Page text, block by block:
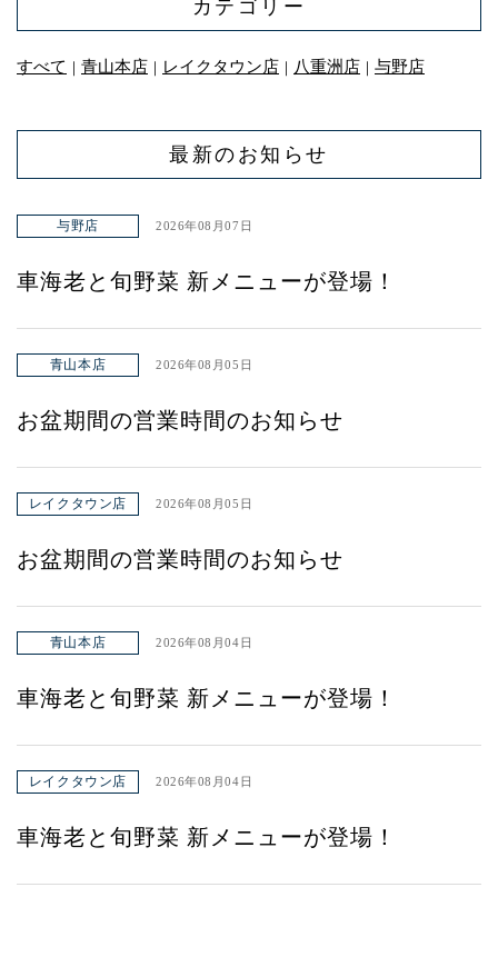
カテゴリー
すべて ｜ 青山本店 ｜ レイクタウン店 ｜ 八重洲店 ｜ 与野店
最新のお知らせ
与野店 2026年08月07日
車海老と旬野菜 新メニューが登場！
青山本店 2026年08月05日
お盆期間の営業時間のお知らせ
レイクタウン店 2026年08月05日
お盆期間の営業時間のお知らせ
青山本店 2026年08月04日
車海老と旬野菜 新メニューが登場！
レイクタウン店 2026年08月04日
車海老と旬野菜 新メニューが登場！